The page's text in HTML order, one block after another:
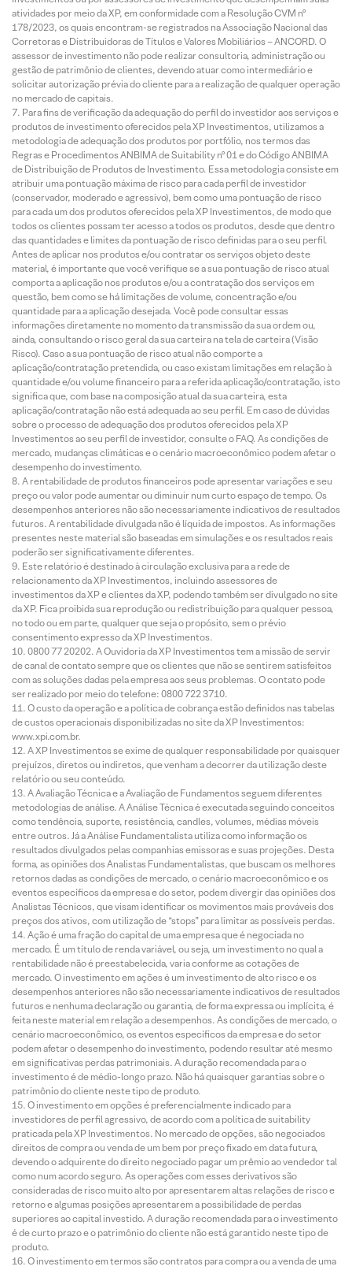
atividades por meio da XP, em conformidade com a Resolução CVM nº
178/2023, os quais encontram-se registrados na Associação Nacional das
Corretoras e Distribuidoras de Títulos e Valores Mobiliários – ANCORD. O
assessor de investimento não pode realizar consultoria, administração ou
gestão de patrimônio de clientes, devendo atuar como intermediário e
solicitar autorização prévia do cliente para a realização de qualquer operação
no mercado de capitais.
Para fins de verificação da adequação do perfil do investidor aos serviços e
produtos de investimento oferecidos pela XP Investimentos, utilizamos a
metodologia de adequação dos produtos por portfólio, nos termos das
Regras e Procedimentos ANBIMA de Suitability nº 01 e do Código ANBIMA
de Distribuição de Produtos de Investimento. Essa metodologia consiste em
atribuir uma pontuação máxima de risco para cada perfil de investidor
(conservador, moderado e agressivo), bem como uma pontuação de risco
para cada um dos produtos oferecidos pela XP Investimentos, de modo que
todos os clientes possam ter acesso a todos os produtos, desde que dentro
das quantidades e limites da pontuação de risco definidas para o seu perfil.
Antes de aplicar nos produtos e/ou contratar os serviços objeto deste
material, é importante que você verifique se a sua pontuação de risco atual
comporta a aplicação nos produtos e/ou a contratação dos serviços em
questão, bem como se há limitações de volume, concentração e/ou
quantidade para a aplicação desejada. Você pode consultar essas
informações diretamente no momento da transmissão da sua ordem ou,
ainda, consultando o risco geral da sua carteira na tela de carteira (Visão
Risco). Caso a sua pontuação de risco atual não comporte a
aplicação/contratação pretendida, ou caso existam limitações em relação à
quantidade e/ou volume financeiro para a referida aplicação/contratação, isto
significa que, com base na composição atual da sua carteira, esta
aplicação/contratação não está adequada ao seu perfil. Em caso de dúvidas
sobre o processo de adequação dos produtos oferecidos pela XP
Investimentos ao seu perfil de investidor, consulte o FAQ. As condições de
mercado, mudanças climáticas e o cenário macroeconômico podem afetar o
desempenho do investimento.
A rentabilidade de produtos financeiros pode apresentar variações e seu
preço ou valor pode aumentar ou diminuir num curto espaço de tempo. Os
desempenhos anteriores não são necessariamente indicativos de resultados
futuros. A rentabilidade divulgada não é líquida de impostos. As informações
presentes neste material são baseadas em simulações e os resultados reais
poderão ser significativamente diferentes.
Este relatório é destinado à circulação exclusiva para a rede de
relacionamento da XP Investimentos, incluindo assessores de
investimentos da XP e clientes da XP, podendo também ser divulgado no site
da XP. Fica proibida sua reprodução ou redistribuição para qualquer pessoa,
no todo ou em parte, qualquer que seja o propósito, sem o prévio
consentimento expresso da XP Investimentos.
0800 77 20202. A Ouvidoria da XP Investimentos tem a missão de servir
de canal de contato sempre que os clientes que não se sentirem satisfeitos
com as soluções dadas pela empresa aos seus problemas. O contato pode
ser realizado por meio do telefone: 0800 722 3710.
O custo da operação e a política de cobrança estão definidos nas tabelas
de custos operacionais disponibilizadas no site da XP Investimentos:
www.xpi.com.br.
A XP Investimentos se exime de qualquer responsabilidade por quaisquer
prejuízos, diretos ou indiretos, que venham a decorrer da utilização deste
relatório ou seu conteúdo.
A Avaliação Técnica e a Avaliação de Fundamentos seguem diferentes
metodologias de análise. A Análise Técnica é executada seguindo conceitos
como tendência, suporte, resistência, candles, volumes, médias móveis
entre outros. Já a Análise Fundamentalista utiliza como informação os
resultados divulgados pelas companhias emissoras e suas projeções. Desta
forma, as opiniões dos Analistas Fundamentalistas, que buscam os melhores
retornos dadas as condições de mercado, o cenário macroeconômico e os
eventos específicos da empresa e do setor, podem divergir das opiniões dos
Analistas Técnicos, que visam identificar os movimentos mais prováveis dos
preços dos ativos, com utilização de “stops” para limitar as possíveis perdas.
Ação é uma fração do capital de uma empresa que é negociada no
mercado. É um título de renda variável, ou seja, um investimento no qual a
rentabilidade não é preestabelecida, varia conforme as cotações de
mercado. O investimento em ações é um investimento de alto risco e os
desempenhos anteriores não são necessariamente indicativos de resultados
futuros e nenhuma declaração ou garantia, de forma expressa ou implícita, é
feita neste material em relação a desempenhos. As condições de mercado, o
cenário macroeconômico, os eventos específicos da empresa e do setor
podem afetar o desempenho do investimento, podendo resultar até mesmo
em significativas perdas patrimoniais. A duração recomendada para o
investimento é de médio-longo prazo. Não há quaisquer garantias sobre o
patrimônio do cliente neste tipo de produto.
O investimento em opções é preferencialmente indicado para
investidores de perfil agressivo, de acordo com a política de suitability
praticada pela XP Investimentos. No mercado de opções, são negociados
direitos de compra ou venda de um bem por preço fixado em data futura,
devendo o adquirente do direito negociado pagar um prêmio ao vendedor tal
como num acordo seguro. As operações com esses derivativos são
consideradas de risco muito alto por apresentarem altas relações de risco e
retorno e algumas posições apresentarem a possibilidade de perdas
superiores ao capital investido. A duração recomendada para o investimento
é de curto prazo e o patrimônio do cliente não está garantido neste tipo de
produto.
O investimento em termos são contratos para compra ou a venda de uma